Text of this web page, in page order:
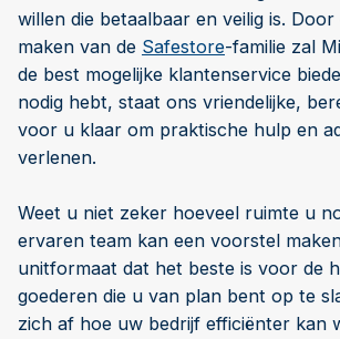
willen die betaalbaar en veilig is.
maken van de Safestore-familie zal
de best mogelijke klantenservice
nodig hebt, staat ons vriendelijke,
voor u klaar om praktische hulp en
verlenen.
Weet u niet zeker hoeveel ruimte u
ervaren team kan een voorstel
unitformaat dat het beste is voor de
goederen die u van plan bent op te
zich af hoe uw bedrijf efficiënter kan